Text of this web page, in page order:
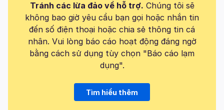
Tránh các lừa đảo về hỗ trợ. Chúng tôi sẽ
không bao giờ yêu cầu bạn gọi hoặc nhắn tin
đến số điện thoại hoặc chia sẻ thông tin cá
nhân. Vui lòng báo cáo hoạt động đáng ngờ
bằng cách sử dụng tùy chọn "Báo cáo lạm
dụng".
Tìm hiểu thêm